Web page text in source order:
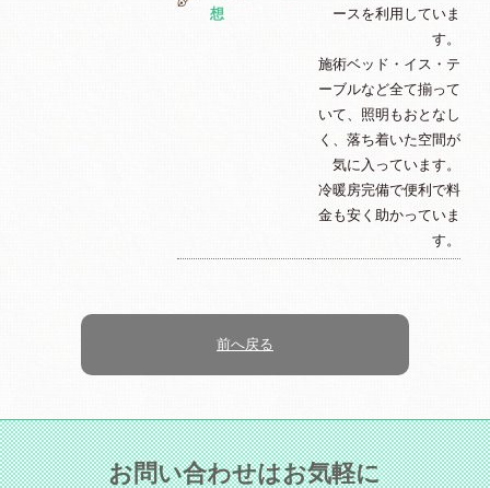
想
ースを利用していま
す。
施術ベッド・イス・テ
ーブルなど全て揃って
いて、照明もおとなし
く、落ち着いた空間が
気に入っています。
冷暖房完備で便利で料
金も安く助かっていま
す。
前へ戻る
お問い合わせはお気軽に